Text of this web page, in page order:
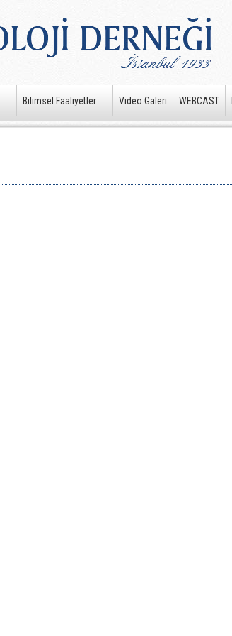
Bilimsel Faaliyetler Video Galeri WEBCAST